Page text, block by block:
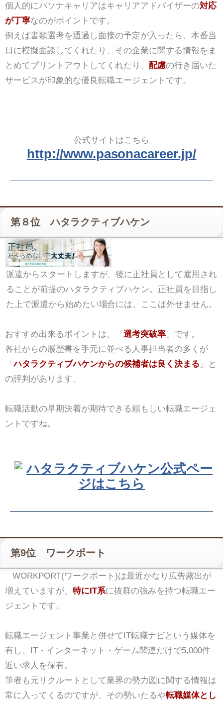
個人的にパソナキャリアはキャリアアドバイザーの対応
が丁寧なのがポイントです。
例えば書類選考を通過し面接の予定が入ったら、本番当
日に模擬面談してくれたり、その企業に関する情報をま
とめてプリントアウトしてくれたり、 配慮の行き届いた
サービスが印象的な優良転職エージェントです。
公式サイトはこちら
http://www.pasonacareer.jp/
第８位 ハタラクティブハケン
派遣からスタートしますが、後に正社員として雇用され
ることが前提のハタラクティブハケン。正社員を目指し
た上で派遣から始めたい場合には、ここは外せません。
おすすめ出来るポイントは、「 選考突破率」です。
各社からの履歴書を手元に並べる人事担当者の多くが
「ハタラクティブハケンからの候補者は良く決まる 」と
の評判があります。
転職活動の早期決着が期待できる頼もしい転職エージェ
ントですね。
ハタラクティブハケン公式ペー
ジはこちら
第9位 ワークポート
WORKPORT(ワークポート)は最近かなり広告露出が
増えていますが、 特にIT系に抜群の強みを持つ転職エー
ジェントです。
転職エージェント事業と併せてIT転職ナビという媒体を
有し、IT・インターネット・ゲーム関連だけで5,000件
近い求人を保有。
筆者も元リクルートとして業界の勢力図に関する情報は
常に入ってくるのですが、その勢いたるや転職媒体とし